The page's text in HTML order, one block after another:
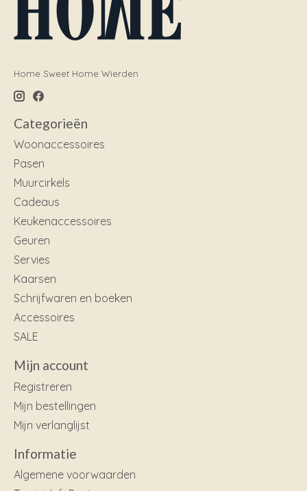
Home Sweet Home Wierden
Categorieën
Woonaccessoires
Pasen
Muurcirkels
Cadeaus
Keukenaccessoires
Geuren
Servies
Kaarsen
Schrijfwaren en boeken
Accessoires
SALE
Mijn account
Registreren
Mijn bestellingen
Mijn verlanglijst
Informatie
Algemene voorwaarden